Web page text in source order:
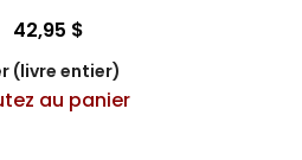
42,95 $
(livre entier)
au panier